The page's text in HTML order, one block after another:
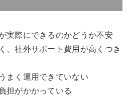
実際にできるのかどうか不安
、社外サポート費用が高くつき
まく運用できていない
担がかかっている